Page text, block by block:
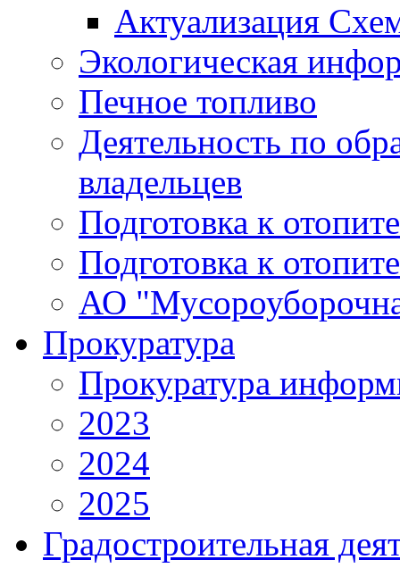
Актуализация
Экологическая
Печное топливо
Деятельность по
владельцев
Подготовка к
Подготовка к
АО
Прокуратура
Прокуратура
2023
2024
2025
Градостроительная